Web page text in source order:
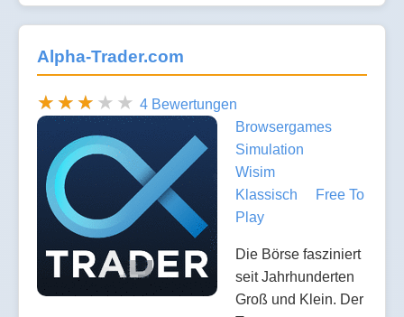
Alpha-Trader.com
4 Bewertungen
Browsergames
Simulation
Wisim
Klassisch
Free To
Play
Die Börse fasziniert
seit Jahrhunderten
Groß und Klein. Der